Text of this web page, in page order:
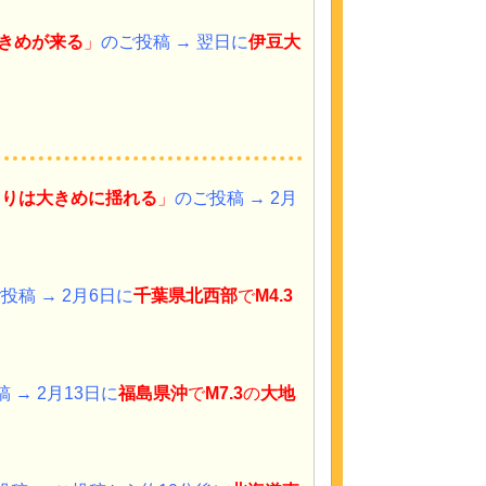
めが来る 」 のご投稿 → 翌日に伊豆大
は大きめに揺れる 」 のご投稿 → 2月
稿 → 2月6日に千葉県北西部でM4.3
→ 2月13日に福島県沖でM7.3の大地